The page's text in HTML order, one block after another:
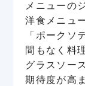
メニューの
洋食メニュ
「ポークソ
間もなく料
グラスソー
期待度が高